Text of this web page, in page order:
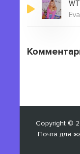
Copyright ©
Почта для